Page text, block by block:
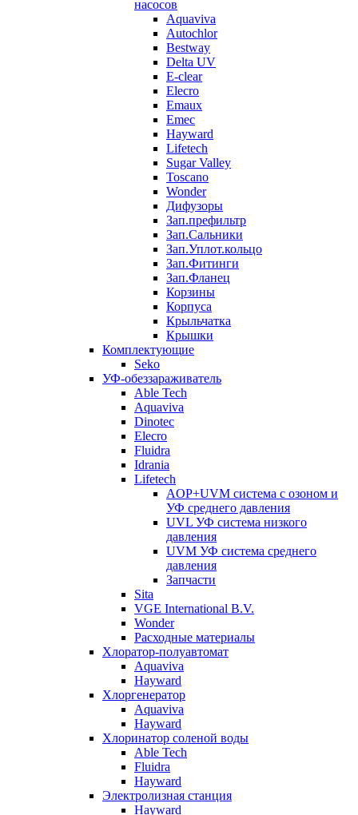
насосов
Aquaviva
Autochlor
Bestway
Delta UV
E-clear
Elecro
Emaux
Emec
Hayward
Lifetech
Sugar Valley
Toscano
Wonder
Дифузоры
Зап.префильтр
Зап.Сальники
Зап.Уплот.кольцо
Зап.Фитинги
Зап.Фланец
Корзины
Корпуcа
Крыльчатка
Крышки
Комплектующие
Seko
УФ-обеззараживатель
Able Tech
Aquaviva
Dinotec
Elecro
Fluidra
Idrania
Lifetech
AOP+UVM система с озоном и
УФ среднего давления
UVL УФ система низкого
давления
UVM УФ система среднего
давления
Запчасти
Sita
VGE International B.V.
Wonder
Расходные материалы
Хлоратор-полуавтомат
Aquaviva
Hayward
Хлоргенератор
Aquaviva
Hayward
Хлоринатор соленой воды
Able Tech
Fluidra
Hayward
Электролизная станция
Hayward